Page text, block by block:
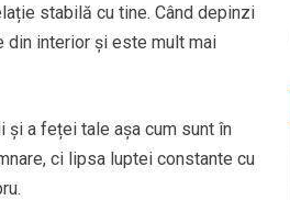
stabilă cu tine. Când depinzi
din interior și este mult mai
și a feței tale așa cum sunt în
ci lipsa luptei constante cu